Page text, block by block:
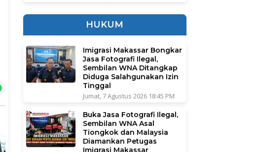
HUKUM
Imigrasi Makassar Bongkar
Jasa Fotografi Ilegal,
Sembilan WNA Ditangkap
Diduga Salahgunakan Izin
Tinggal
Jumat, 7 Agustus 2026 18:45 PM
Buka Jasa Fotografi Ilegal,
Sembilan WNA Asal
Tiongkok dan Malaysia
Diamankan Petugas
Imigrasi Makassar